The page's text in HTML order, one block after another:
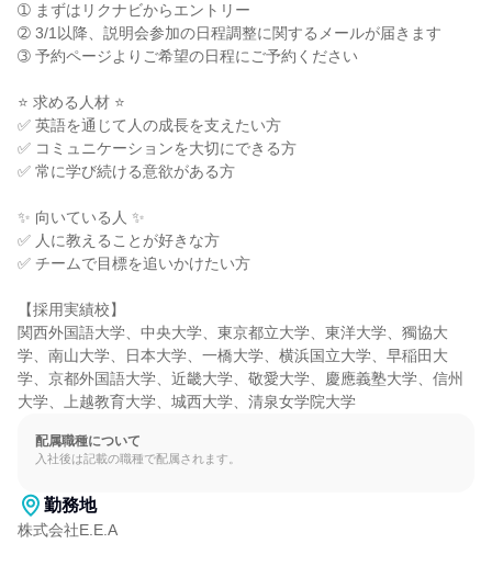
➀ まずはリクナビからエントリー
➁ 3/1以降、説明会参加の日程調整に関するメールが届きます
➂ 予約ページよりご希望の日程にご予約ください
⭐ 求める人材 ⭐
✅ 英語を通じて人の成長を支えたい方
✅ コミュニケーションを大切にできる方
✅ 常に学び続ける意欲がある方
✨ 向いている人 ✨
✅ 人に教えることが好きな方
✅ チームで目標を追いかけたい方
【採用実績校】
関西外国語大学、中央大学、東京都立大学、東洋大学、獨協大
学、南山大学、日本大学、一橋大学、横浜国立大学、早稲田大
学、京都外国語大学、近畿大学、敬愛大学、慶應義塾大学、信州
大学、上越教育大学、城西大学、清泉女学院大学
配属職種について
入社後は記載の職種で配属されます。
勤務地
株式会社E.E.A